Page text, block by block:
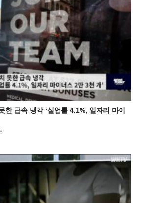
한 급속 냉각 ‘실업률 4.1%, 일자리 마이